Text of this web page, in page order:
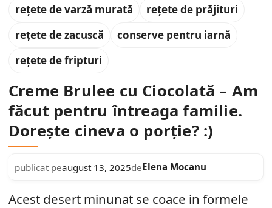
rețete de varză murată
rețete de prăjituri
rețete de zacuscă
conserve pentru iarnă
rețete de fripturi
Creme Brulee cu Ciocolată – Am
făcut pentru întreaga familie.
Dorește cineva o porție? :)
publicat peaugust 13, 2025deElena Mocanu
Acest desert minunat se coace in formele